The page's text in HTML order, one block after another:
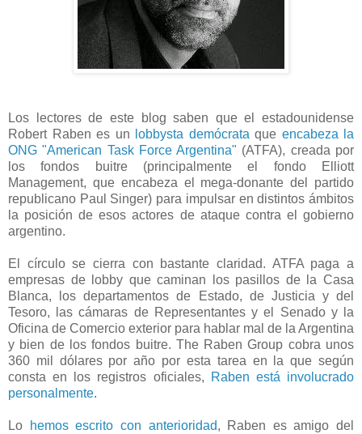
Los lectores de este blog saben que el estadounidense
Robert Raben es un
lobbysta demócrata que encabeza la
ONG "American Task Force Argentina" (ATFA), creada por
los fondos buitre (principalmente el fondo Elliott
Management, que encabeza el mega-donante del partido
republicano Paul Singer) para impulsar en distintos ámbitos
la posición de esos actores de ataque contra el gobierno
argentino.
El círculo se cierra con bastante claridad. ATFA paga a
empresas de lobby que caminan los pasillos de la Casa
Blanca, los departamentos de Estado, de Justicia y del
Tesoro, las cámaras de Representantes y el Senado y la
Oficina de Comercio exterior para hablar mal de la Argentina
y bien de los fondos buitre. The Raben Group cobra unos
360 mil dólares por año por esta tarea en la que según
consta en los registros oficiales, Raben está involucrado
personalmente.
Lo hemos escrito con anterioridad, Raben es amigo del